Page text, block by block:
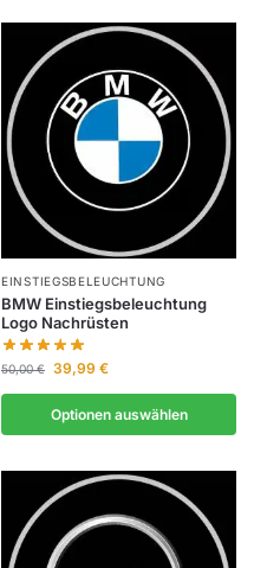
EINSTIEGSBELEUCHTUNG
BMW Einstiegsbeleuchtung
Logo Nachrüsten
50,00€ 39,99 €
Optionen auswählen